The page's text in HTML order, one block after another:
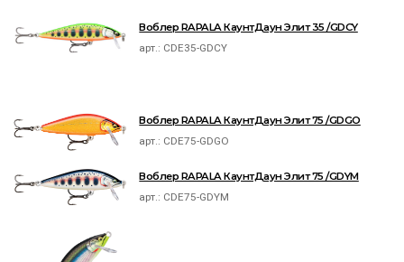
Воблер RAPALA КаунтДаун Элит 35 /GDCY
арт.: CDE35-GDCY
Воблер RAPALA КаунтДаун Элит 75 /GDGO
арт.: CDE75-GDGO
Воблер RAPALA КаунтДаун Элит 75 /GDYM
арт.: CDE75-GDYM